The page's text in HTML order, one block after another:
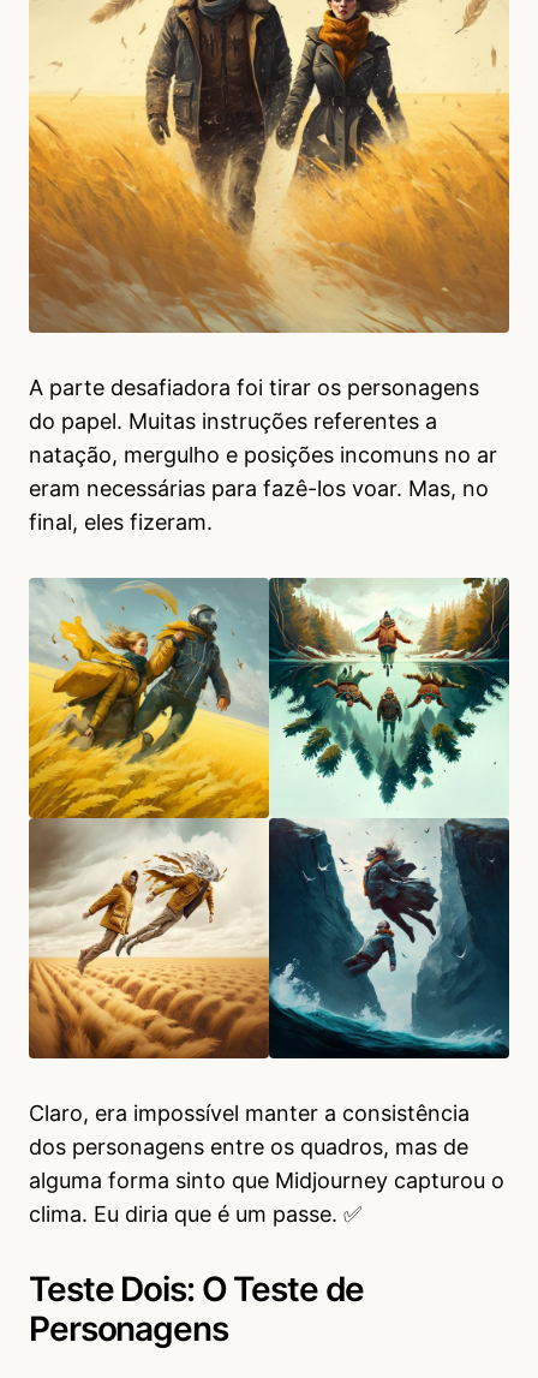
A parte desafiadora foi tirar os personagens
do papel. Muitas instruções referentes a
natação, mergulho e posições incomuns no ar
eram necessárias para fazê-los voar. Mas, no
final, eles fizeram.
Claro, era impossível manter a consistência
dos personagens entre os quadros, mas de
alguma forma sinto que Midjourney capturou o
clima. Eu diria que é um passe. ✅
Teste Dois: O Teste de
Personagens